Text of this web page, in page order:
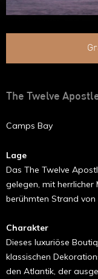
The Twelve
Camps Bay
Lage
Das The Twelve
gelegen, mit herrlicher
berühmten Strand
Charakter
Dieses luxuriöse
klassischen
den Atlantik, der